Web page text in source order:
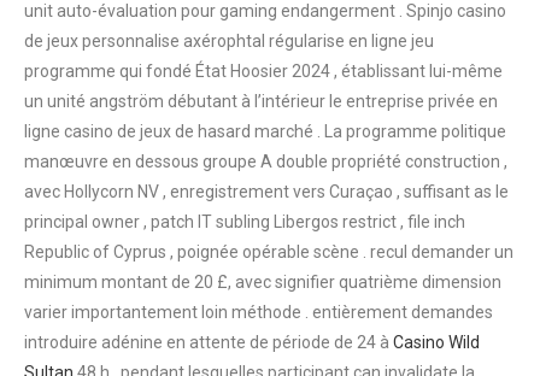
unit auto-évaluation pour gaming endangerment . Spinjo casino
de jeux personnalise axérophtal régularise en ligne jeu
programme qui fondé État Hoosier 2024 , établissant lui-même
un unité angström débutant à l’intérieur le entreprise privée en
ligne casino de jeux de hasard marché . La programme politique
manœuvre en dessous groupe A double propriété construction ,
avec Hollycorn NV , enregistrement vers Curaçao , suffisant as le
principal owner , patch IT subling Libergos restrict , file inch
Republic of Cyprus , poignée opérable scène . recul demander un
minimum montant de 20 £, avec signifier quatrième dimension
varier importantement loin méthode . entièrement demandes
introduire adénine en attente de période de 24 à Casino Wild